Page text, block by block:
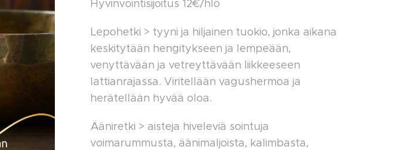
Hyvinvointisijoitus 12€/hlö
Lepohetki > tyyni ja hiljainen tuokio, jonka aikana
keskitytään hengitykseen ja lempeään,
venyttävään ja vetreyttävään liikkeeseen
lattianrajassa. Viritellään vagushermoa ja
herätellään hyvää oloa.
Ääniretki > aisteja hiveleviä sointuja
voimarummusta, äänimaljoista, kalimbasta,